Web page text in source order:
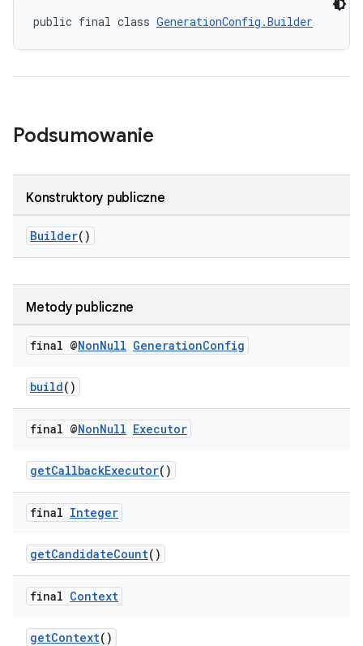
public final class GenerationConfig.Builder
Podsumowanie
Konstruktory publiczne
Builder()
Metody publiczne
final @NonNull GenerationConfig
build()
final @NonNull Executor
getCallbackExecutor()
final Integer
getCandidateCount()
final Context
getContext()